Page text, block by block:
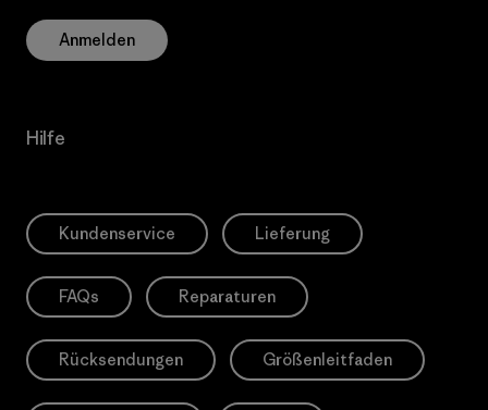
Anmelden
Hilfe
Kundenservice Lieferung
FAQs Reparaturen
Rücksendungen Größenleitfaden